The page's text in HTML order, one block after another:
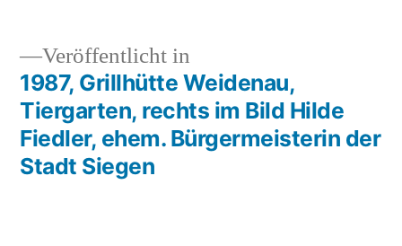
Veröffentlicht in
1987, Grillhütte Weidenau,
Tiergarten, rechts im Bild Hilde
Fiedler, ehem. Bürgermeisterin der
Stadt Siegen